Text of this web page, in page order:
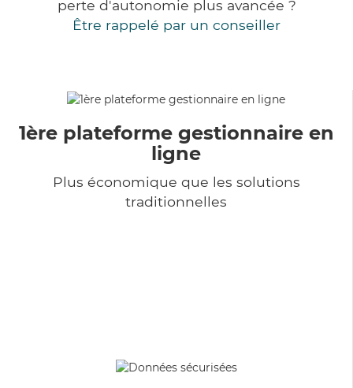
perte d'autonomie plus avancée ?
Être rappelé par un conseiller
1ère plateforme gestionnaire en
ligne
Plus économique que les solutions
traditionnelles